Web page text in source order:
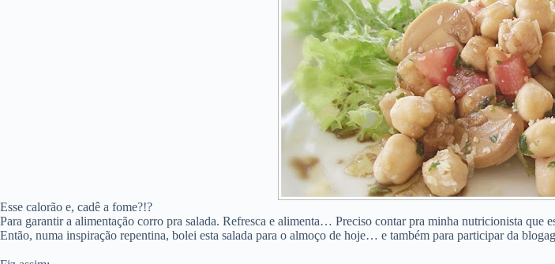
Esse calorão e, cadê a fome?!?
Para garantir a alimentação corro pra salada. Refresca e alimenta… Preciso contar pra minha nutricionista que
Então, numa inspiração repentina, bolei esta salada para o almoço de hoje… e também para participar da